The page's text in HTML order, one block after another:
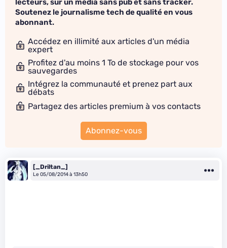
lecteurs, sur un média sans pub et sans tracker.
Soutenez le journalisme tech de qualité en vous
abonnant.
Accédez en illimité aux articles d'un média
expert
Profitez d'au moins 1 To de stockage pour vos
sauvegardes
Intégrez la communauté et prenez part aux
débats
Partagez des articles premium à vos contacts
Abonnez-vous
[_Driltan_]
Le 05/08/2014 à 13h50